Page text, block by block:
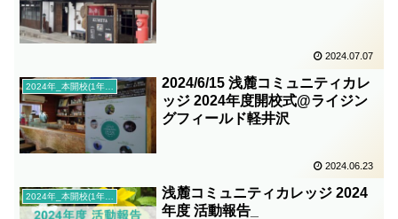
2024.07.07
2024年_本開校(1年目)
2024/6/15 浅麓コミュニティカレ
ッジ 2024年度開校式@ライジン
グフィールド軽井沢
2024.06.23
2024年_本開校(1年目)
浅麓コミュニティカレッジ 2024
年度 活動報告_